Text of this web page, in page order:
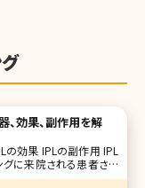
効果、副作用を解
ですかと聞くと、「赤み